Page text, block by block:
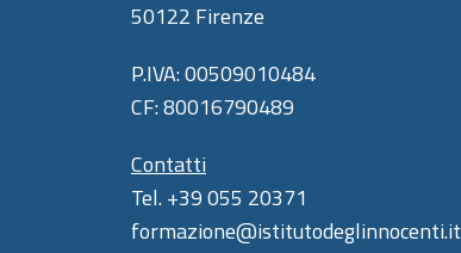
50122 Firenze
P.IVA: 00509010484
CF: 80016790489
Contatti
Tel. +39 055 20371
formazione@istitutodeglinnocenti.it